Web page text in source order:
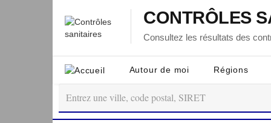
CONTRÔLES
Consultez les résultats des
Autour de moi Régions